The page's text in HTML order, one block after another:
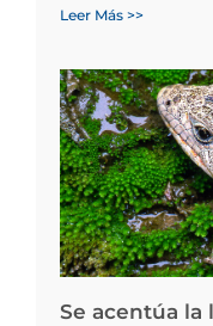
Leer Más >>
Se acentúa la